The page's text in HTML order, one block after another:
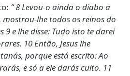
“ 8 Levou-o ainda o diabo a
lhe todos os reinos do
9 e lhe disse: Tudo isto te darei
10 Então, Jesus lhe
porque está escrito: Ao
e só a ele darás culto. 11